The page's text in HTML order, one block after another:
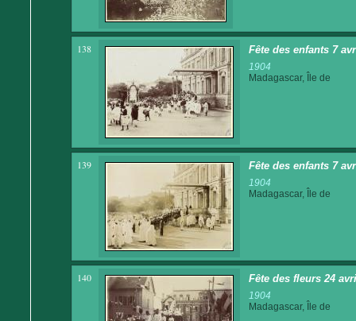
138 Fête des enfants 7
1904
Madagascar, Île de
139 Fête des enfants 7
1904
Madagascar, Île de
140 Fête des fleurs 24
1904
Madagascar, Île de